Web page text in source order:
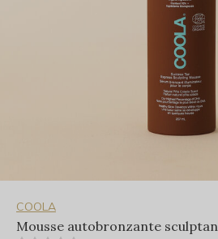
COOLA
Mousse autobronzante